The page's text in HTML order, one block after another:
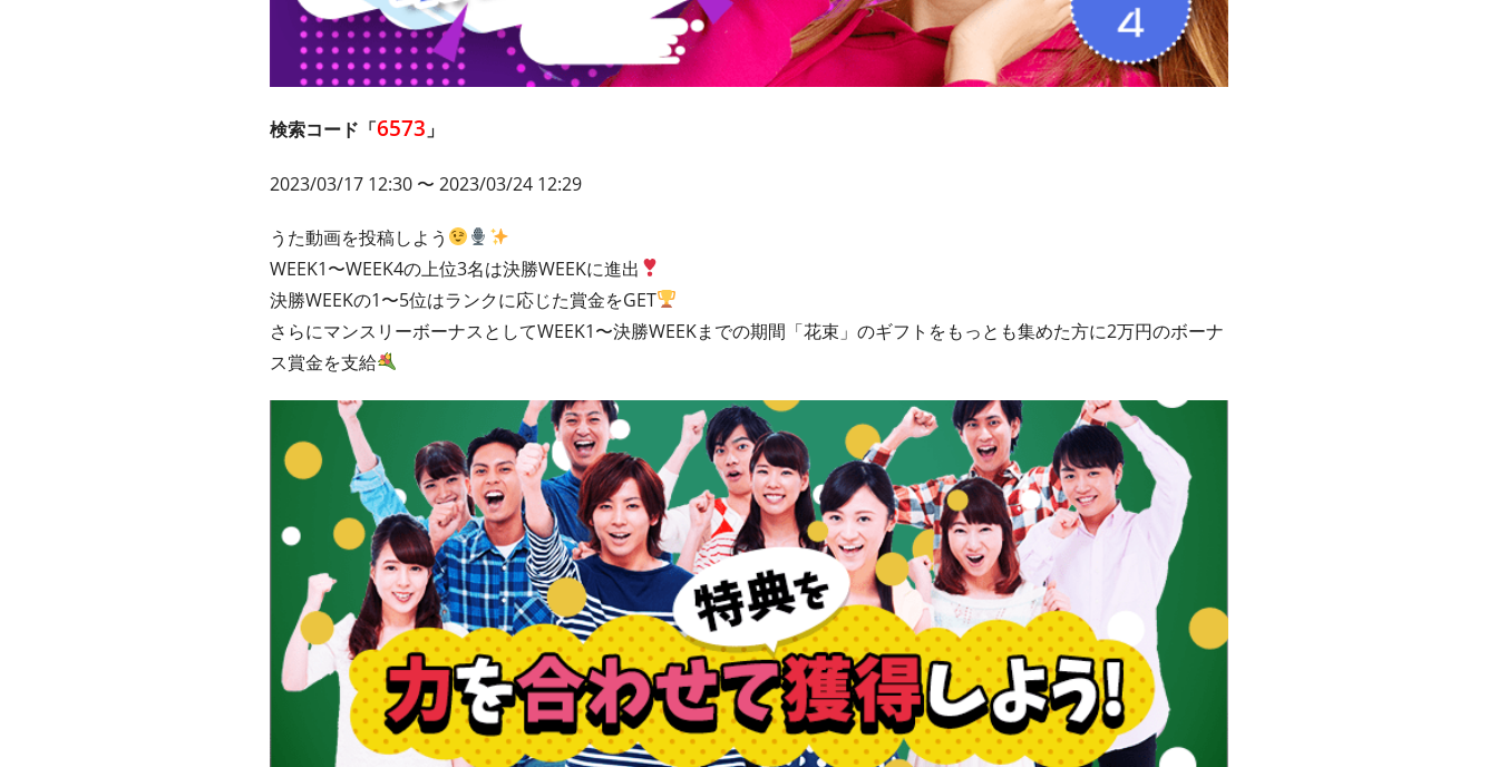
検索コード「6573 」
2023/03/17 12:30 〜 2023/03/24 12:29
うた動画を投稿しよう
WEEK1〜WEEK4の上位3名は決勝WEEKに進出
決勝WEEKの1〜5位はランクに応じた賞金をGET
さらにマンスリーボーナスとしてWEEK1〜決勝WEEKまでの期間「花束」のギフトをもっとも集めた方に2万円のボーナ
ス賞金を支給